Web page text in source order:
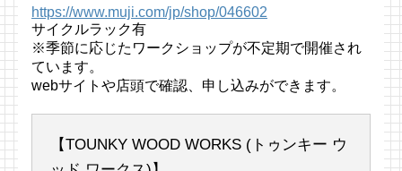
https://www.muji.com/jp/shop/046602
サイクルラック有
※季節に応じたワークショップが不定期で開催され
ています。
webサイトや店頭で確認、申し込みができます。
【TOUNKY WOOD WORKS (トゥンキー ウ